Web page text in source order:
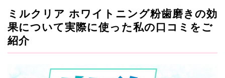
ミルクリア ホワイトニング粉歯磨きの効
果について実際に使った私の口コミをご
紹介